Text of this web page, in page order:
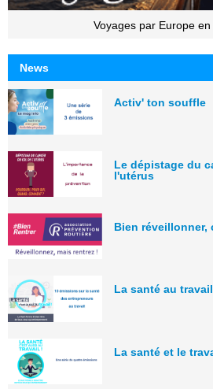
Voyages par Europe
News
Activ' ton souffle
Le dépistage du
l'utérus
Bien réveillonner,
La santé au
La santé et le